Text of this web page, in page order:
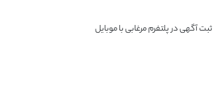
ثبت آگهی در پلتفرم مرغابی با موبایل